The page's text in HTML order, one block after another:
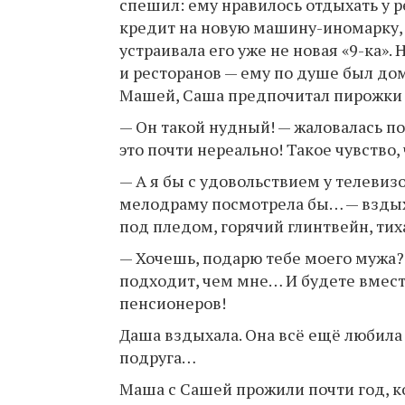
кредит на новую машину-
устраивала его уже не новая «9-
и ресторанов — ему по душе был
Машей, Саша предпочитал
— Он такой нудный! — жаловалась
это почти нереально! Такое
— А я бы с удовольствием у
мелодраму посмотрела бы… —
под пледом, горячий глинтвейн,
— Хочешь, подарю тебе моего
подходит, чем мне… И будете
пенсионеров!
Даша вздыхала. Она всё ещё
подруга…
Маша с Сашей прожили почти год,